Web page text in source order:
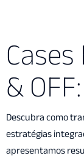
& OFF:
Descubra como
estratégias
apresentamos